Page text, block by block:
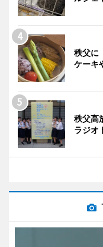
秩父に
ケーキ
秩父高
ラジオ